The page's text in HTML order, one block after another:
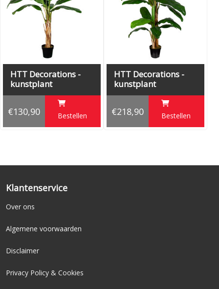
Lengte stam: 40 cm
Doorsnee stam: 5 cm
Aantal bladeren: 9
Hoogte pot: 17 cm
Doorsnee pot: 20 cm
HTT Decorations -
kunstplant
Bananenplant
€130,90 Bestellen
HTT Decorations -
kunstplant
Bananenplant
€218,90 Bestellen
Klantenservice
Over ons
Algemene voorwaarden
Disclaimer
Privacy Policy & Cookies